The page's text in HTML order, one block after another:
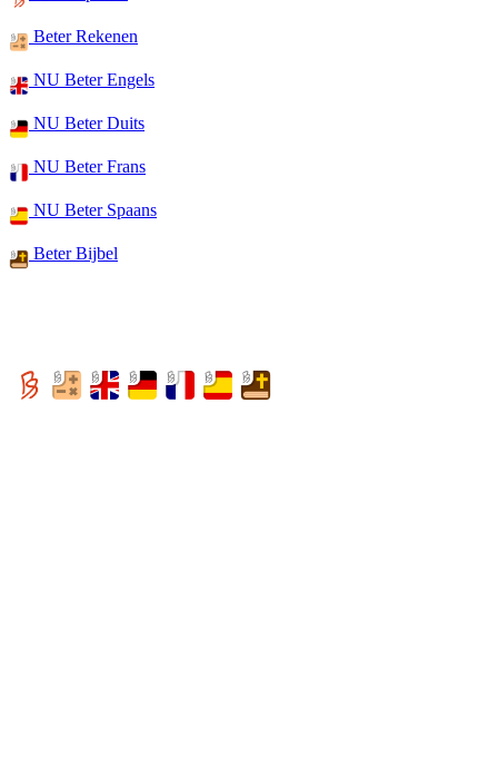
Beter Rekenen
NU Beter Engels
NU Beter Duits
NU Beter Frans
NU Beter Spaans
Beter Bijbel